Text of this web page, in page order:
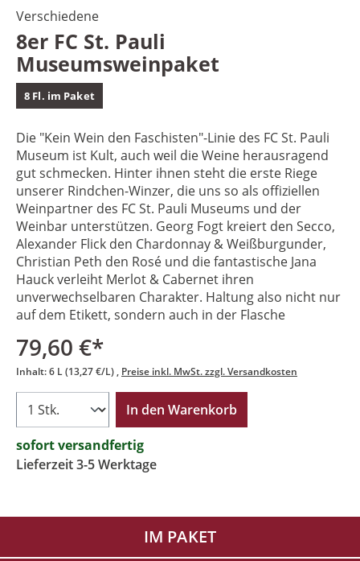
Verschiedene
8er FC St. Pauli
Museumsweinpaket
8 Fl. im Paket
Die "Kein Wein den Faschisten"-Linie des FC St. Pauli
Museum ist Kult, auch weil die Weine herausragend
gut schmecken. Hinter ihnen steht die erste Riege
unserer Rindchen-Winzer, die uns so als offiziellen
Weinpartner des FC St. Pauli Museums und der
Weinbar unterstützen. Georg Fogt kreiert den Secco,
Alexander Flick den Chardonnay & Weißburgunder,
Christian Peth den Rosé und die fantastische Jana
Hauck verleiht Merlot & Cabernet ihren
unverwechselbaren Charakter. Haltung also nicht nur
auf dem Etikett, sondern auch in der Flasche
79,60 €*
Inhalt:6 L(13,27 €/L) Preise inkl. MwSt. zzgl. Versandkosten
In den Warenkorb
sofort versandfertig
Lieferzeit 3-5 Werktage
IM PAKET